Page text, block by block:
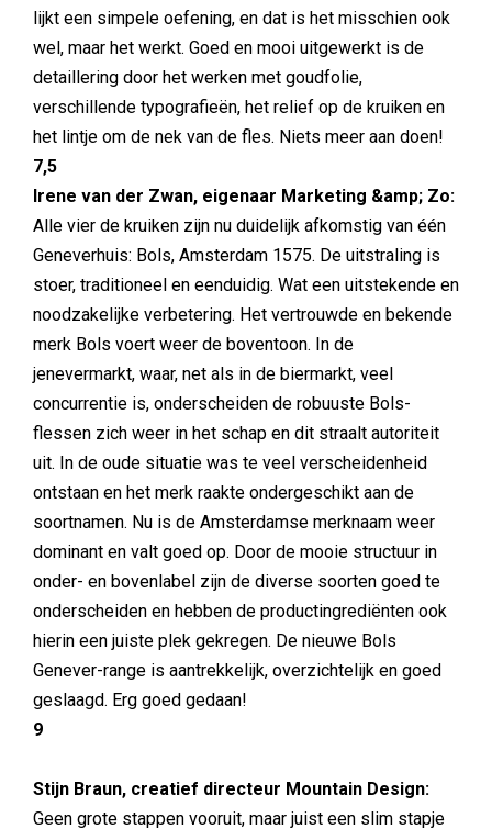
lijkt een simpele oefening, en dat is het misschien ook
wel, maar het werkt. Goed en mooi uitgewerkt is de
detaillering door het werken met goudfolie,
verschillende typografieën, het relief op de kruiken en
het lintje om de nek van de fles. Niets meer aan doen!
7,5
Irene van der Zwan, eigenaar Marketing &amp; Zo:
Alle vier de kruiken zijn nu duidelijk afkomstig van één
Geneverhuis: Bols, Amsterdam 1575. De uitstraling is
stoer, traditioneel en eenduidig. Wat een uitstekende en
noodzakelijke verbetering. Het vertrouwde en bekende
merk Bols voert weer de boventoon. In de
jenevermarkt, waar, net als in de biermarkt, veel
concurrentie is, onderscheiden de robuuste Bols-
flessen zich weer in het schap en dit straalt autoriteit
uit. In de oude situatie was te veel verscheidenheid
ontstaan en het merk raakte ondergeschikt aan de
soortnamen. Nu is de Amsterdamse merknaam weer
dominant en valt goed op. Door de mooie structuur in
onder- en bovenlabel zijn de diverse soorten goed te
onderscheiden en hebben de productingrediënten ook
hierin een juiste plek gekregen. De nieuwe Bols
Genever-range is aantrekkelijk, overzichtelijk en goed
geslaagd. Erg goed gedaan!
9
Stijn Braun, creatief directeur Mountain Design:
Geen grote stappen vooruit, maar juist een slim stapje